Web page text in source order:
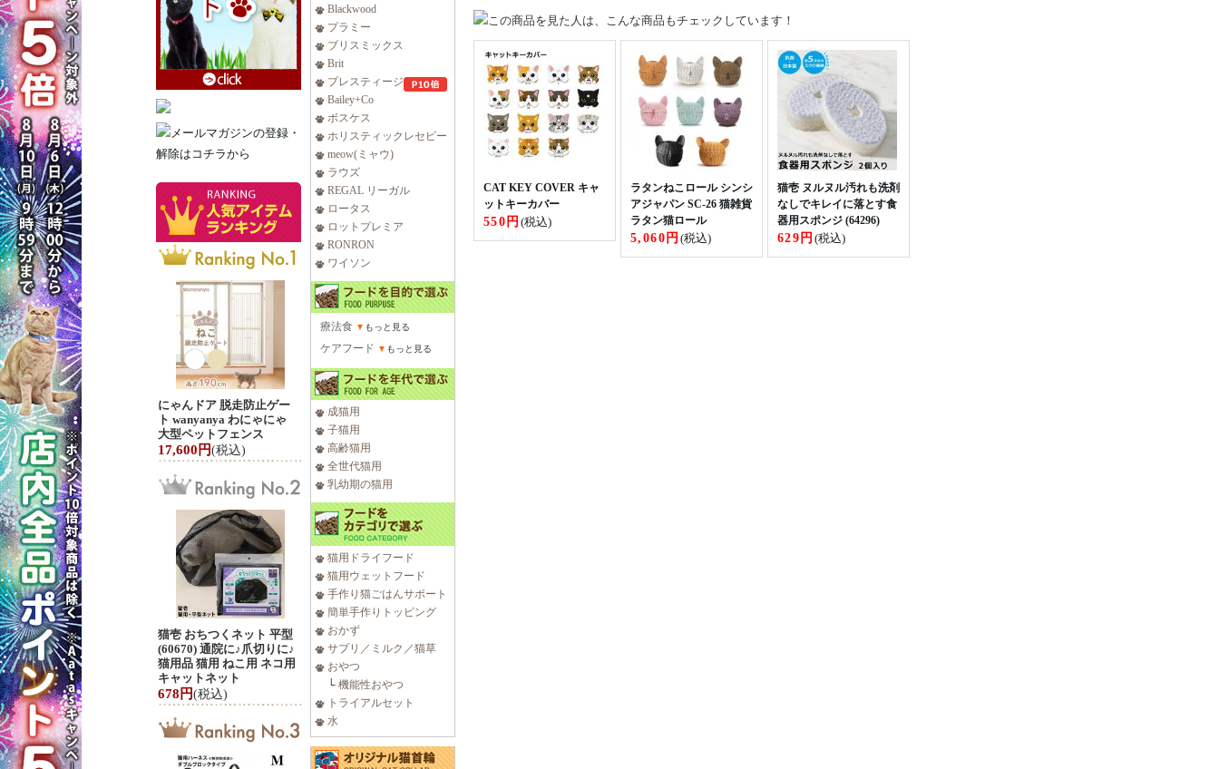
にゃんドア 脱走防止ゲー
ト wanyanya わにゃにゃ
大型ペットフェンス
17,600円(税込)
猫壱 おちつくネット 平型
(60670) 通院に♪爪切りに♪
猫用品 猫用 ねこ用 ネコ用
キャットネット
678円(税込)
Blackwood
プラミー
ブリスミックス
Brit
プレスティージ
Bailey+Co
ボスケス
ホリスティックレセピー
meow(ミャウ)
ラウズ
REGAL リーガル
ロータス
ロットプレミア
RONRON
ワイソン
療法食 ▼ もっと見る
ケアフード ▼ もっと見る
成猫用
子猫用
高齢猫用
全世代猫用
乳幼期の猫用
猫用ドライフード
猫用ウェットフード
手作り猫ごはんサポート
簡単手作りトッピング
おかず
サプリ／ミルク／猫草
おやつ
└ 機能性おやつ
トライアルセット
水
CAT KEY COVER キャ
ットキーカバー
550円 (税込)
ラタンねこロール シンシ
アジャパン SC-26 猫雑貨
ラタン猫ロール
5,060円 (税込)
猫壱 ヌルヌル汚れも洗剤
なしでキレイに落とす食
器用スポンジ (64296)
629円 (税込)